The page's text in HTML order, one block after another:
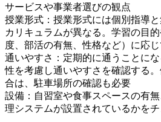
サービスや事業者選びの観点
授業形式：授業形式には個別指導
カリキュラムが異なる。学習の目
度、部活の有無、性格など）に応
通いやすさ：定期的に通うことに
性を考慮し通いやすさを確認する
合は、駐車場所の確認も必要
設備：自習室や食事スペースの有
理システムが設置されているかを